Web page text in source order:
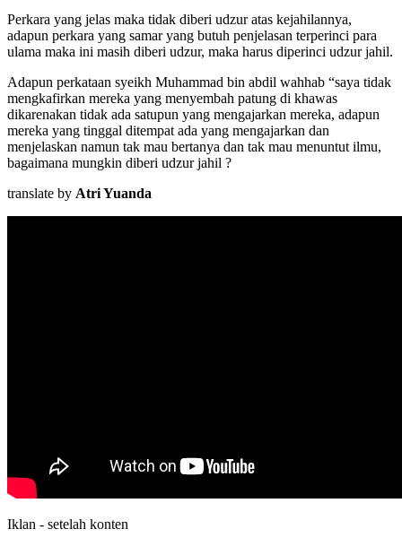
Perkara yang jelas maka tidak diberi udzur atas kejahilannya,
adapun perkara yang samar yang butuh penjelasan terperinci para
ulama maka ini masih diberi udzur, maka harus diperinci udzur jahil.
Adapun perkataan syeikh Muhammad bin abdil wahhab “saya tidak
mengkafirkan mereka yang menyembah patung di khawas
dikarenakan tidak ada satupun yang mengajarkan mereka, adapun
mereka yang tinggal ditempat ada yang mengajarkan dan
menjelaskan namun tak mau bertanya dan tak mau menuntut ilmu,
bagaimana mungkin diberi udzur jahil ?
translate by Atri Yuanda
Iklan - setelah konten